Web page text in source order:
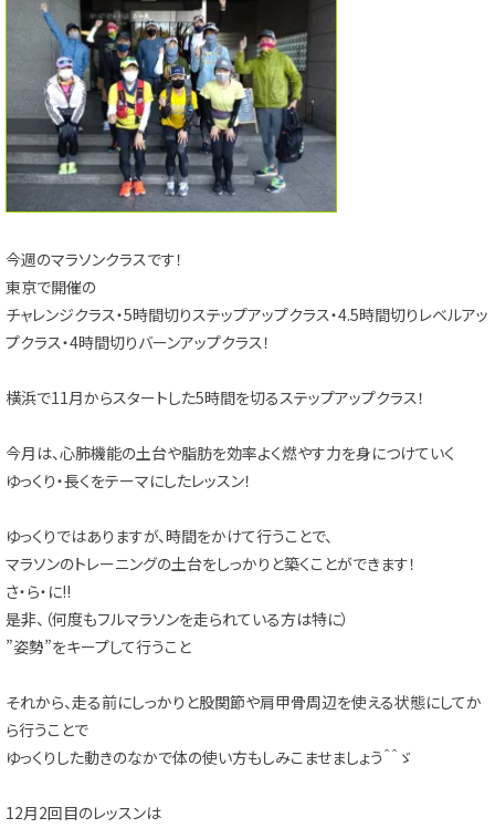
今週のマラソンクラスです！
東京で開催の
チャレンジクラス・5時間切りステップアップクラス・4.5時間切りレベルアッ
プクラス・4時間切りバーンアップクラス！
横浜で11月からスタートした5時間を切るステップアップクラス！
今月は、心肺機能の土台や脂肪を効率よく燃やす力を身につけていく
ゆっくり・長くをテーマにしたレッスン！
ゆっくりではありますが、時間をかけて行うことで、
マラソンのトレーニングの土台をしっかりと築くことができます！
さ・ら・に!!
是非、（何度もフルマラソンを走られている方は特に）
”姿勢”をキープして行うこと
それから、走る前にしっかりと股関節や肩甲骨周辺を使える状態にしてか
ら行うことで
ゆっくりした動きのなかで体の使い方もしみこませましょう＾＾ゞ
12月2回目のレッスンは